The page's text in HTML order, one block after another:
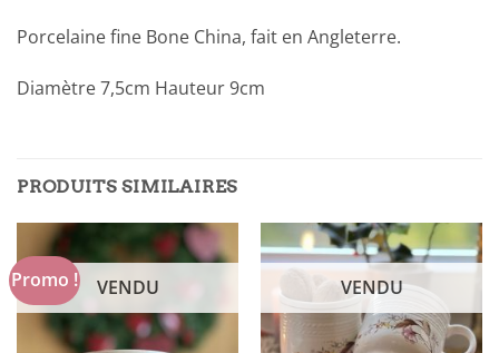
Porcelaine fine Bone China, fait en Angleterre.
Diamètre 7,5cm Hauteur 9cm
PRODUITS SIMILAIRES
Promo ! VENDU VENDU